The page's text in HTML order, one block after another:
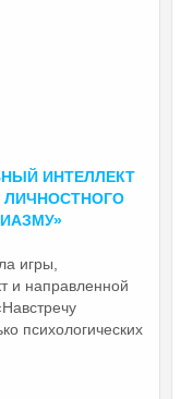
ИНТЕЛЛЕКТ
ЛИЧНОСТНОГО
игры,
и направленной
психологических